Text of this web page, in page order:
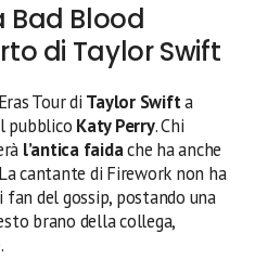
Bad Blood
di Taylor Swift
Tour di Taylor Swifta
pubblico Katy Perry. Chi
l’antica faidache ha anche
cantante di Firework non ha
fan del gossip, postando una
brano della collega,